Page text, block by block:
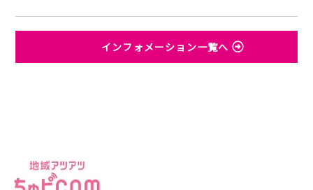
インフォメーション一覧へ